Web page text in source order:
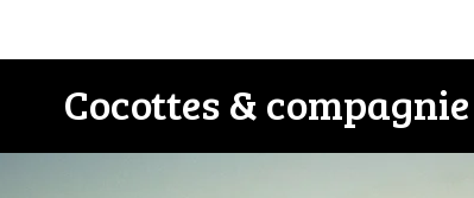
Cocottes & compagnie